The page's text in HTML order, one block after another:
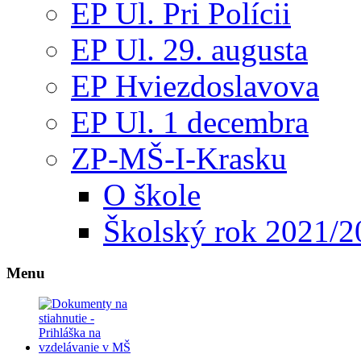
EP Ul. Pri Polícii
EP Ul. 29. augusta
EP Hviezdoslavova
EP Ul. 1 decembra
ZP-MŠ-I-Krasku
O škole
Školský rok 2021/
Menu